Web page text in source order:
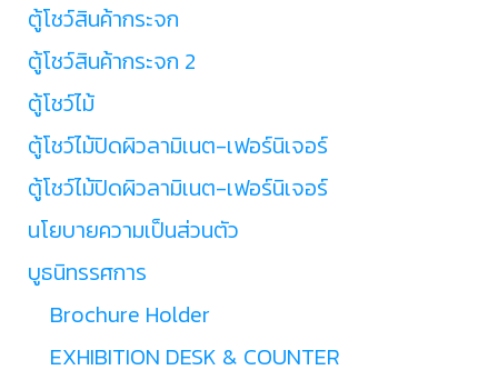
ตู้โชว์สินค้ากระจก
ตู้โชว์สินค้ากระจก 2
ตู้โชว์ไม้
ตู้โชว์ไม้ปิดผิวลามิเนต-เฟอร์นิเจอร์
ตู้โชว์ไม้ปิดผิวลามิเนต-เฟอร์นิเจอร์
นโยบายความเป็นส่วนตัว
บูธนิทรรศการ
Brochure Holder
EXHIBITION DESK & COUNTER